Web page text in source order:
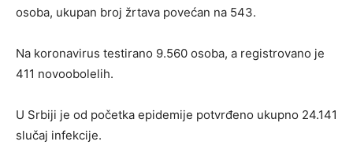
osoba, ukupan broj žrtava povećan na 543.
Na koronavirus testirano 9.560 osoba, a registrovano je
411 novoobolelih.
U Srbiji je od početka epidemije potvrđeno ukupno 24.141
slučaj infekcije.